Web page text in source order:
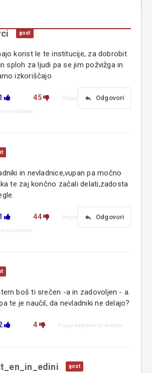
gost
korist le te institucije, za dobrobit
sploh za ljudi pa se jim požvižga in
izkoriščajo
45 reply Odgovori
Prijavi
vsebino
in nevladnice,vupan pa močno
te zaj končno začali delati,zadosta
44 reply Odgovori
Prijavi
vsebino
boš ti srečen -a in zadovoljen - a.
te je naučil, da nevladniki ne delajo?
4 Prijavi neprimerno vsebino
gost